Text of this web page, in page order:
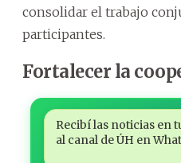
consolidar el trabajo
participantes.
Fortalecer la
Recibí las noticias en
al canal de ÚH en